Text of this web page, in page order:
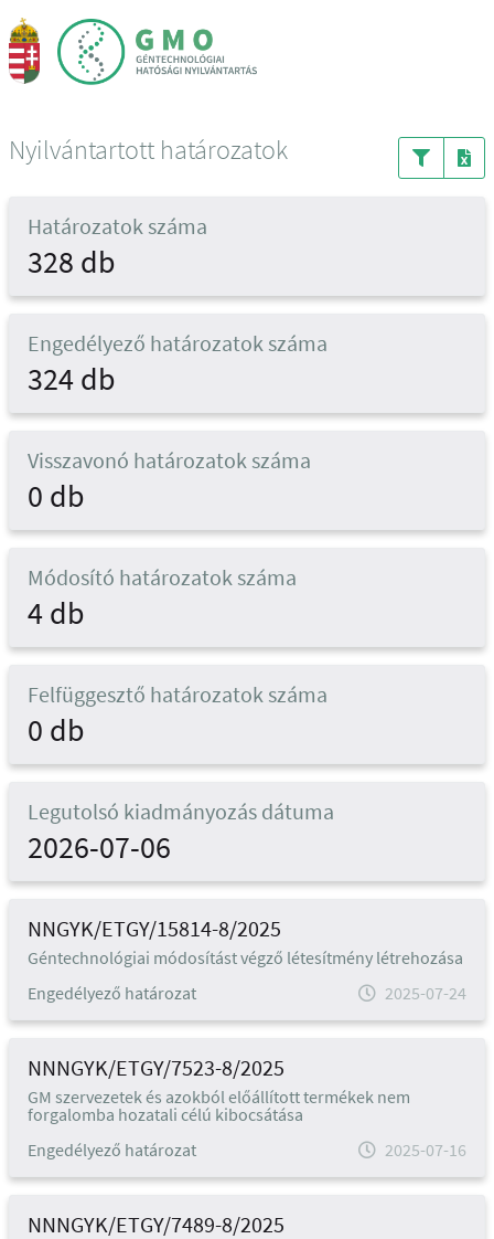
Nyilvántartott határozatok
328 db
Határozatok száma
324 db
Engedélyező határozatok száma
0 db
Visszavonó határozatok száma
4 db
Módosító határozatok száma
0 db
Felfüggesztő határozatok száma
2026-07-06
Legutolsó kiadmányozás dátuma
NNGYK/ETGY/15814-8/2025
Géntechnológiai módosítást végző létesítmény létrehozása
Engedélyező határozat
2025-07-24
NNNGYK/ETGY/7523-8/2025
GM szervezetek és azokból előállított termékek nem
forgalomba hozatali célú kibocsátása
Engedélyező határozat
2025-07-16
NNNGYK/ETGY/7489-8/2025